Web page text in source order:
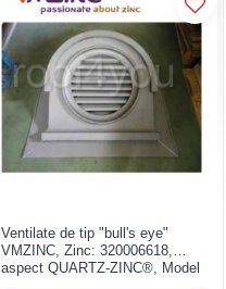
Ventilate de tip "bull's eye"
VMZINC, Zinc: 320006618,
aspect QUARTZ-ZINC®, Model